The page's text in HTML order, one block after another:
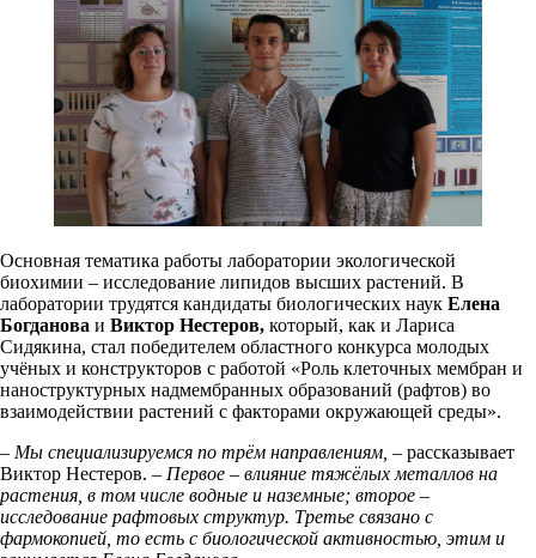
Основная тематика работы лаборатории экологической
биохимии – исследование липидов высших растений. В
лаборатории трудятся кандидаты биологических наук Елена
Богданова и Виктор Нестеров, который, как и Лариса
Сидякина, стал победителем областного конкурса молодых
учёных и конструкторов с работой «Роль клеточных мембран и
наноструктурных надмембранных образований (рафтов) во
взаимодействии растений с факторами окружающей среды».
– Мы специализируемся по трём направлениям, – рассказывает
Виктор Нестеров. – Первое – влияние тяжёлых металлов на
растения, в том числе водные и наземные; второе –
исследование рафтовых структур. Третье связано с
фармокопией, то есть с биологической активностью, этим и